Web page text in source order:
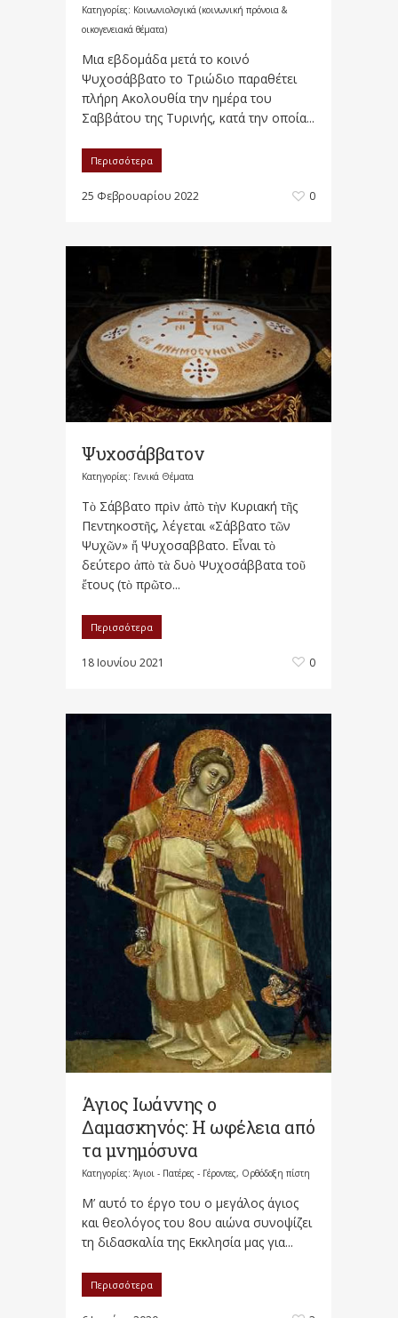
Κατηγορίες: Κοινωνιολογικά (κοινωνική πρόνοια &
οικογενειακά θέματα)
Μια εβδομάδα μετά το κοινό
Ψυχοσάββατο το Τριώδιο παραθέτει
πλήρη Ακολουθία την ημέρα του
Σαββάτου της Τυρινής, κατά την οποία...
Περισσότερα
25 Φεβρουαρίου 2022 0
Ψυχοσάββατον
Κατηγορίες: Γενικά Θέματα
Τὸ Σάββατο πρὶν ἀπὸ τὴν Κυριακή τῆς
Πεντηκοστῆς, λέγεται «Σάββατο τῶν
Ψυχῶν» ἤ Ψυχοσαββατο. Εἶναι τὸ
δεύτερο ἀπὸ τὰ δυὸ Ψυχοσάββατα τοῦ
ἔτους (τὸ πρῶτο...
Περισσότερα
18 Ιουνίου 2021 0
Άγιος Ιωάννης ο
Δαμασκηνός: Η ωφέλεια από
τα μνημόσυνα
Κατηγορίες: Άγιοι - Πατέρες - Γέροντες, Ορθόδοξη πίστη
Μ’ αυτό το έργο του ο μεγάλος άγιος
και θεολόγος του 8ου αιώνα συνοψίζει
τη διδασκαλία της Εκκλησία μας για...
Περισσότερα